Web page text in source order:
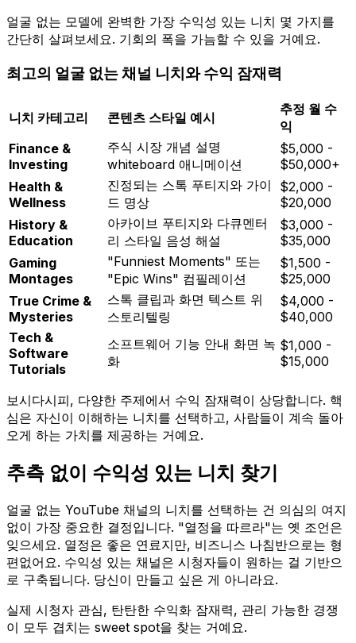
얼굴 없는 모델에 완벽한 가장 수익성 있는 니치 몇 가지를
간단히 살펴보세요. 기회의 폭을 가늠할 수 있을 거예요.
최고의 얼굴 없는 채널 니치와 수익 잠재력
니치 카테고리 콘텐츠 스타일 예시
추정 월 수
익
Finance &
Investing
주식 시장 개념 설명
whiteboard 애니메이션
$5,000 -
$50,000+
Health &
Wellness
진정되는 스톡 푸티지와 가이
드 명상
$2,000 -
$20,000
History &
Education
아카이브 푸티지와 다큐멘터
리 스타일 음성 해설
$3,000 -
$35,000
Gaming
Montages
"Funniest Moments" 또는
"Epic Wins" 컴필레이션
$1,500 -
$25,000
True Crime &
Mysteries
스톡 클립과 화면 텍스트 위
스토리텔링
$4,000 -
$40,000
Tech &
Software
Tutorials
소프트웨어 기능 안내 화면 녹
화
$1,000 -
$15,000
보시다시피, 다양한 주제에서 수익 잠재력이 상당합니다. 핵
심은 자신이 이해하는 니치를 선택하고, 사람들이 계속 돌아
오게 하는 가치를 제공하는 거예요.
추측 없이 수익성 있는 니치 찾기
얼굴 없는 YouTube 채널의 니치를 선택하는 건 의심의 여지
없이 가장 중요한 결정입니다. "열정을 따르라"는 옛 조언은
잊으세요. 열정은 좋은 연료지만, 비즈니스 나침반으로는 형
편없어요. 수익성 있는 채널은 시청자들이 원하는 걸 기반으
로 구축됩니다. 당신이 만들고 싶은 게 아니라요.
실제 시청자 관심, 탄탄한 수익화 잠재력, 관리 가능한 경쟁
이 모두 겹치는 sweet spot을 찾는 거예요.